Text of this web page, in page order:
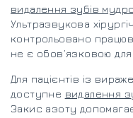
видалення зубів
Ультразвукова
контрольовано
не є обов’язковою
Для пацієнтів із
доступне видалення
Закис азоту